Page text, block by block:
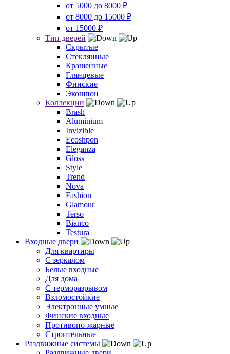
от 5000 до 8000 ₽
от 8000 до 15000 ₽
от 15000 ₽
Тип дверей
Скрытые
Стеклянные
Крашенные
Глянцевые
Финские
Экошпон
Коллекции
Brash
Aluminium
Invizible
Ecoshpon
Eleganza
Gloss
Style
Trend
Nova
Fashion
Glamour
Terso
Bianco
Testura
Входные двери
Для квартиры
С зеркалом
Белые входные
Для дома
С терморазрывом
Взломостойкие
Электронные умные
Финские входные
Противопо-жарные
Строительные
Раздвижные системы